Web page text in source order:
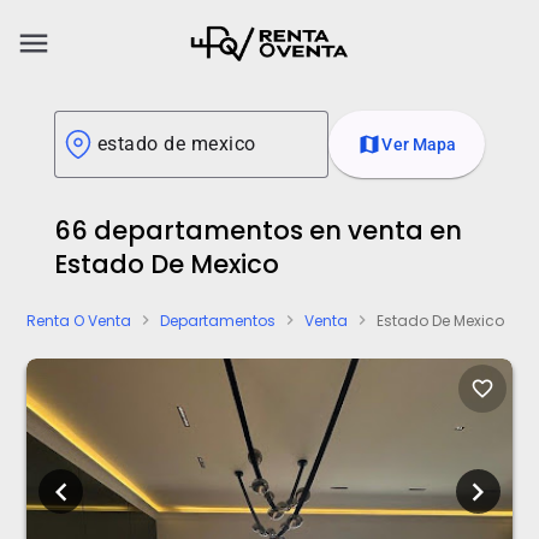
menu
mapVer Mapa
66 departamentos en venta en
Estado De Mexico
Renta O Venta chevron_right Departamentos chevron_right Venta chevron_right Estado De Mexico
favorite_border
chevron_left chevron_right